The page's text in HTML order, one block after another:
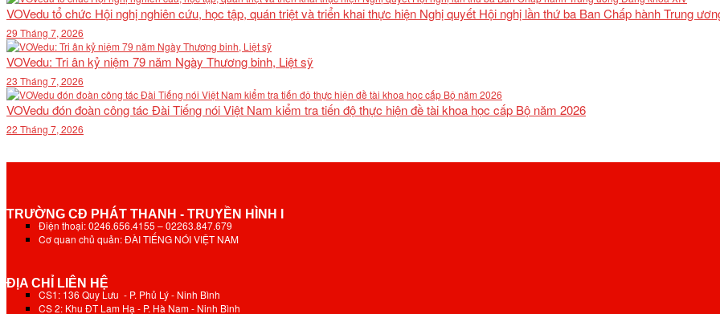
VOVedu tổ chức Hội nghị nghiên cứu, học tập, quán triệt và triển khai thực hiện Nghị quyết Hội nghị lần thứ ba Ban Chấp hành Trung
29 Tháng 7, 2026
VOVedu: Tri ân kỷ niệm 79 năm Ngày Thương binh, Liệt sỹ
23 Tháng 7, 2026
VOVedu đón đoàn công tác Đài Tiếng nói Việt Nam kiểm tra tiến độ thực hiện đề tài khoa học cấp Bộ năm 2026
22 Tháng 7, 2026
TRƯỜNG CĐ PHÁT THANH - TRUYỀN HÌNH I
Điện thoại: 0246.656.4155 – 02263.847.679
Cơ quan chủ quản: ĐÀI TIẾNG NÓI VIỆT NAM
ĐỊA CHỈ LIÊN HỆ
CS1: 136 Quy Lưu - P. Phủ Lý - Ninh Bình
CS 2: Khu ĐT Lam Hạ - P. Hà Nam - Ninh Bình